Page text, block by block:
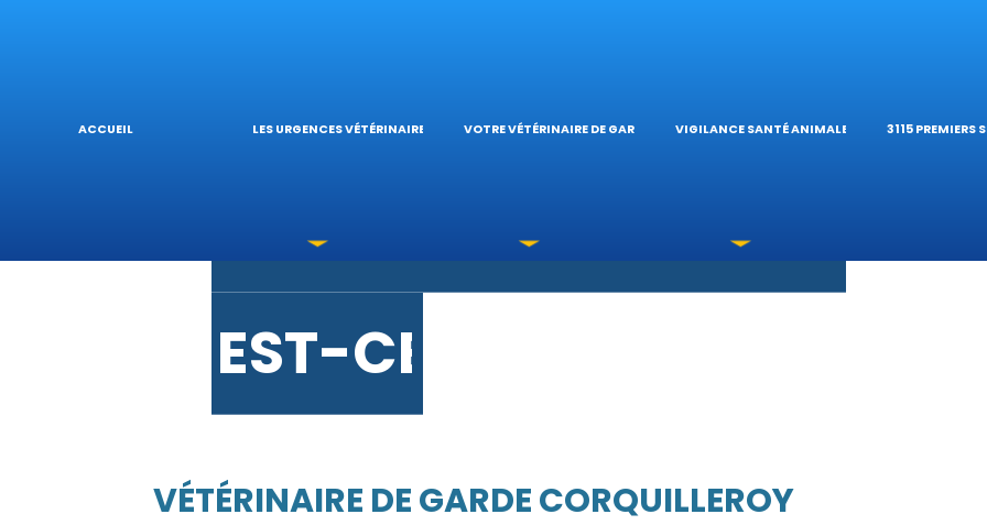
ACCUEIL LES URGENCES VÉTÉRINAIRES
URGENCES
LES INTOXICATIONS
EST-CE UNE URGENCE?
VOTRE VÉTÉRINAIRE DE GARDE
L’HÔPITAL
VÉTÉRINAIRES DU
VIGILANCE SANTÉ ANIMALE
GUIDES
3115 PREMIERS
VÉTÉRINAIRE DE GARDE CORQUILLEROY